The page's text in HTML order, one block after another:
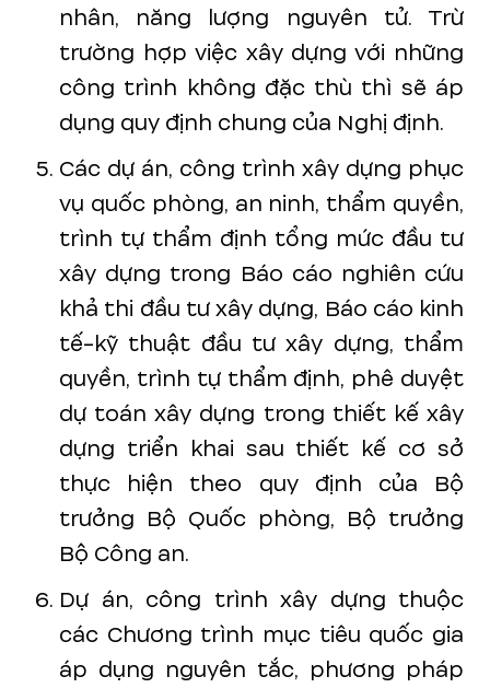
nhân, năng lượng nguyên tử. Trừ
trường hợp việc xây dựng với những
công trình không đặc thù thì sẽ áp
dụng quy định chung của Nghị định.
Các dự án, công trình xây dựng phục
vụ quốc phòng, an ninh, thẩm quyền,
trình tự thẩm định tổng mức đầu tư
xây dựng trong Báo cáo nghiên cứu
khả thi đầu tư xây dựng, Báo cáo kinh
tế-kỹ thuật đầu tư xây dựng, thẩm
quyền, trình tự thẩm định, phê duyệt
dự toán xây dựng trong thiết kế xây
dựng triển khai sau thiết kế cơ sở
thực hiện theo quy định của Bộ
trưởng Bộ Quốc phòng, Bộ trưởng
Bộ Công an.
Dự án, công trình xây dựng thuộc
các Chương trình mục tiêu quốc gia
áp dụng nguyên tắc, phương pháp